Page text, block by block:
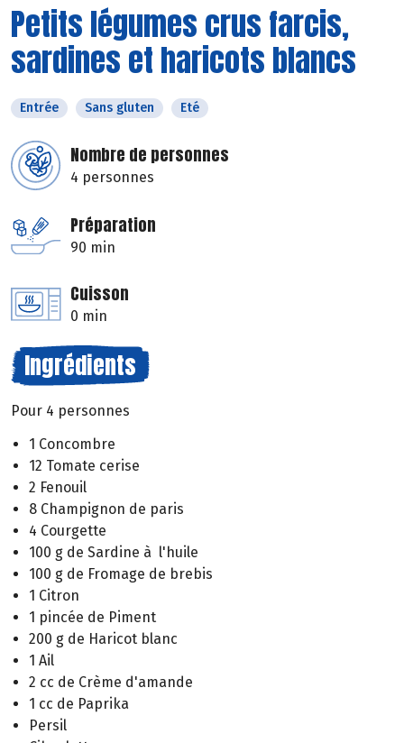
Petits légumes crus farcis,
sardines et haricots blancs
Entrée Sans gluten Eté
Nombre de personnes
4 personnes
Préparation
90 min
Cuisson
0 min
Ingrédients
Pour 4 personnes
1 Concombre
12 Tomate cerise
2 Fenouil
8 Champignon de paris
4 Courgette
100 g de Sardine à l'huile
100 g de Fromage de brebis
1 Citron
1 pincée de Piment
200 g de Haricot blanc
1 Ail
2 cc de Crème d'amande
1 cc de Paprika
Persil